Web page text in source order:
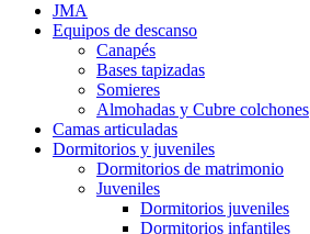
JMA
Equipos de descanso
Canapés
Bases tapizadas
Somieres
Almohadas y Cubre colchones
Camas articuladas
Dormitorios y juveniles
Dormitorios de matrimonio
Juveniles
Dormitorios juveniles
Dormitorios infantiles